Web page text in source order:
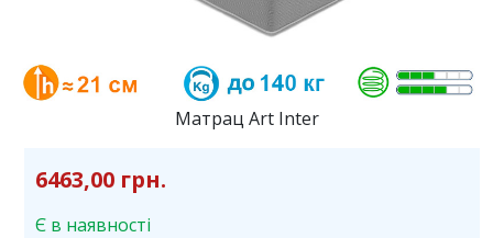
Матрац Art Inter
6463,00 грн.
Є в наявності